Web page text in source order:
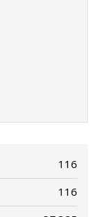
116
116